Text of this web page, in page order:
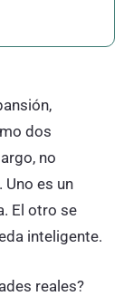
dos
no
es un
El otro se
inteligente.
reales?